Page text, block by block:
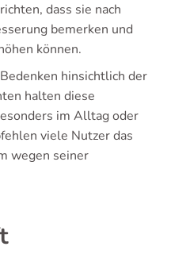
dass sie nach
bemerken und
können.
hinsichtlich der
halten diese
im Alltag oder
viele Nutzer das
wegen seiner